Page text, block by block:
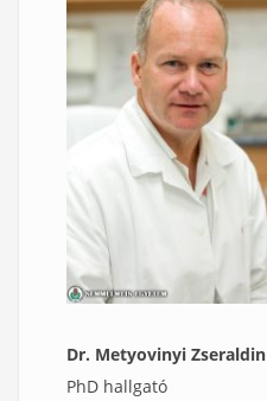
Dr. Metyovinyi Zseraldin
PhD hallgató